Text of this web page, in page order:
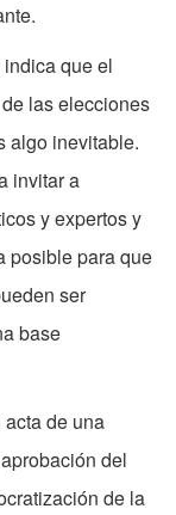
que el
las elecciones
algo inevitable.
invitar a
y expertos y
posible para que
ser
base
de una
del
de la